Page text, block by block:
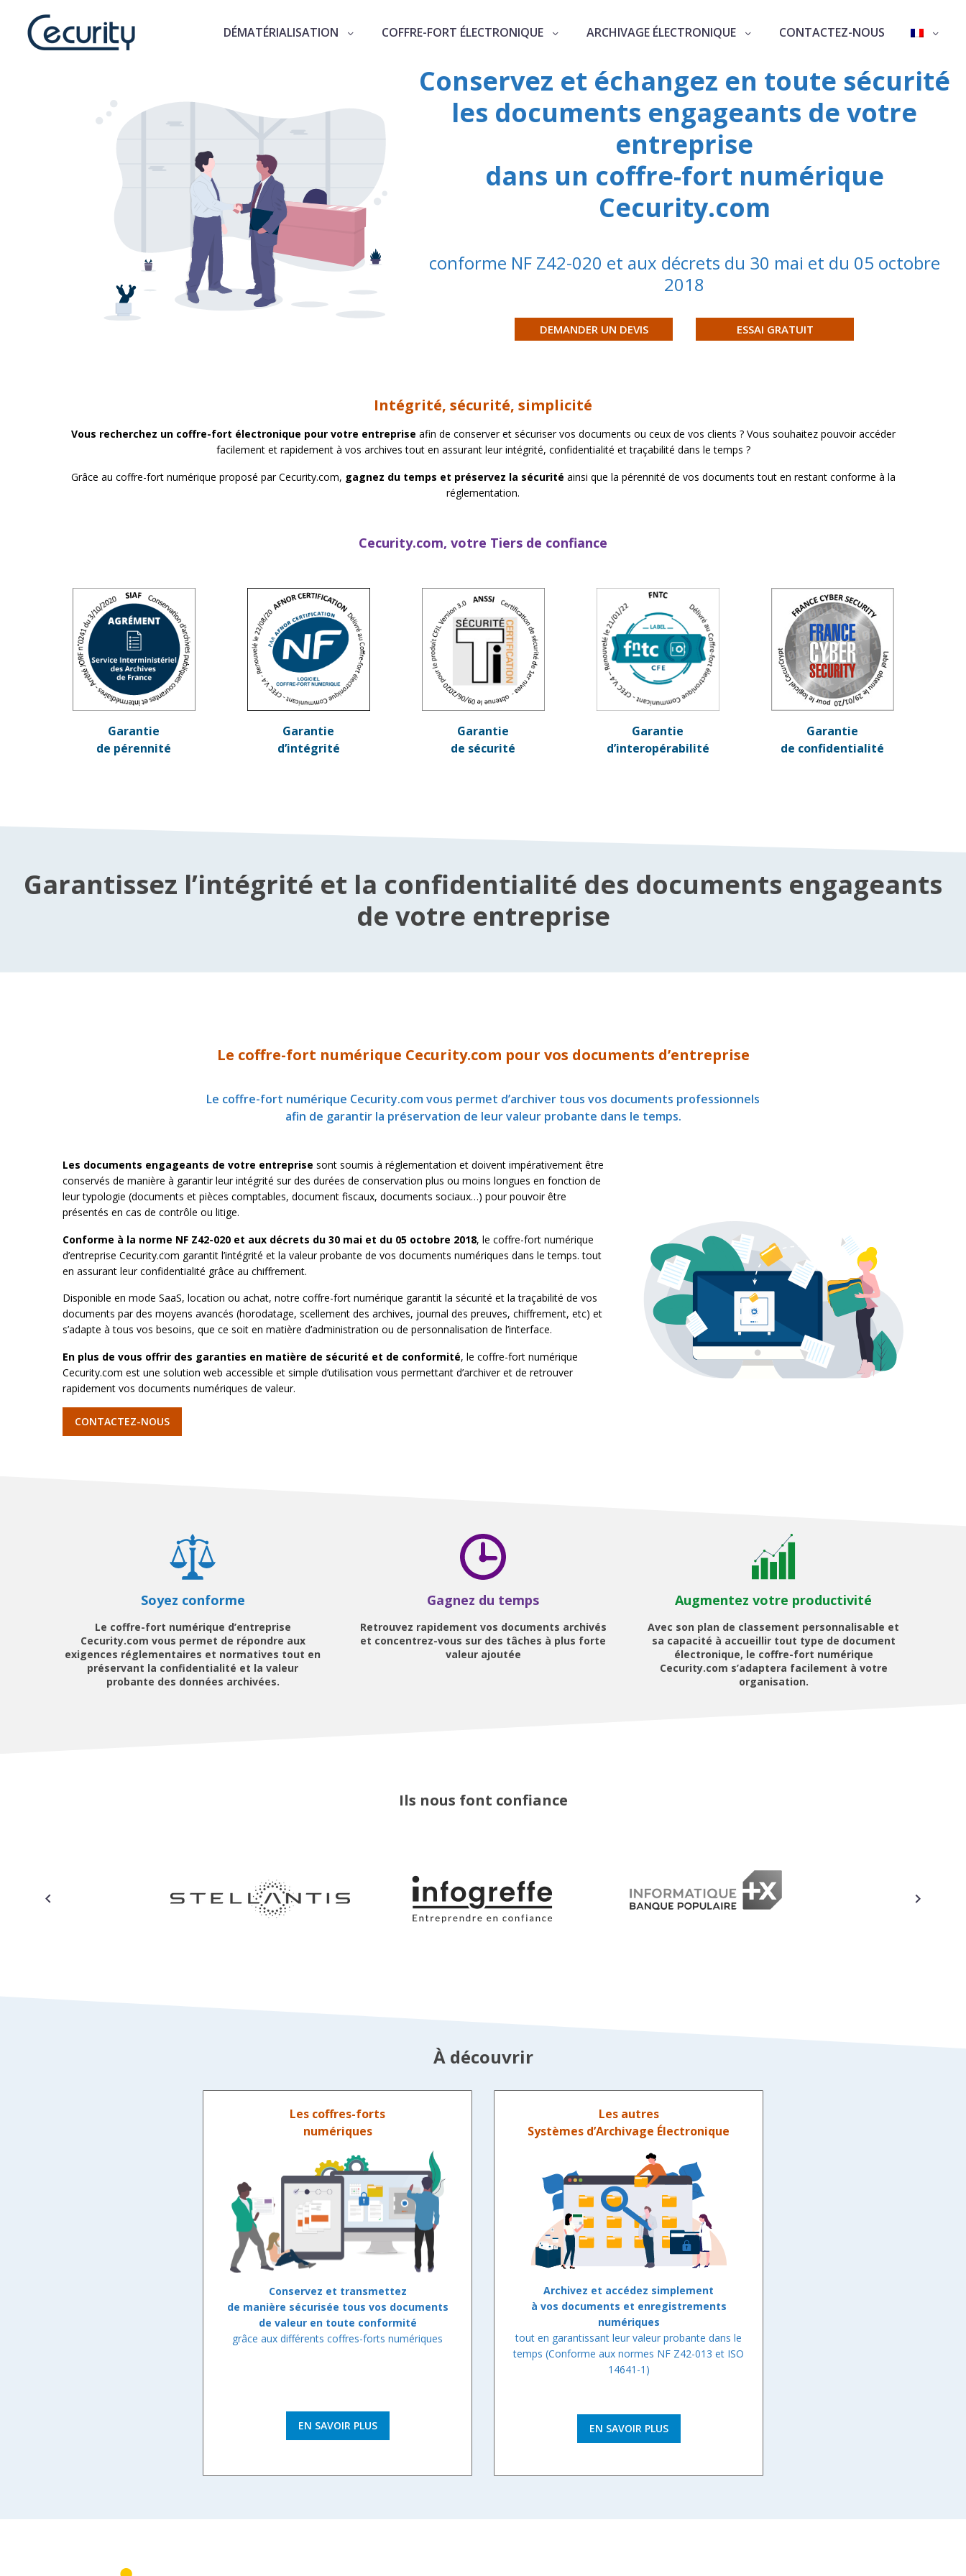
DÉMATÉRIALISATION COFFRE-FORT ÉLECTRONIQUE ARCHIVAGE ÉLECTRONIQUE CONTACTEZ-NOUS
Conservez et échangez en toute sécurité
les documents engageants de votre
entreprise
dans un coffre-fort numérique
Cecurity.com
conforme NF Z42-020 et aux décrets du 30 mai et du 05 octobre
2018
DEMANDER UN DEVIS ESSAI GRATUIT
Intégrité, sécurité, simplicité
Vous recherchez un coffre-fort électronique pour votre entreprise afin de conserver et sécuriser vos documents ou ceux de vos clients ? Vous souhaitez pouvoir accéder
facilement et rapidement à vos archives tout en assurant leur intégrité, confidentialité et traçabilité dans le temps ?
Grâce au coffre-fort numérique proposé par Cecurity.com, gagnez du temps et préservez la sécurité ainsi que la pérennité de vos documents tout en restant conforme à la
réglementation.
Cecurity.com, votre Tiers de confiance
Garantie
de pérennité
Garantie
d’intégrité
Garantie
de sécurité
Garantie
d’interopérabilité
Garantie
de confidentialité
Garantissez l’intégrité et la confidentialité des documents engageants
de votre entreprise
Le coffre-fort numérique Cecurity.com pour vos documents d’entreprise
Le coffre-fort numérique Cecurity.com vous permet d’archiver tous vos documents professionnels
afin de garantir la préservation de leur valeur probante dans le temps.
Les documents engageants de votre entreprise sont soumis à réglementation et doivent impérativement être
conservés de manière à garantir leur intégrité sur des durées de conservation plus ou moins longues en fonction de
leur typologie (documents et pièces comptables, document fiscaux, documents sociaux…) pour pouvoir être
présentés en cas de contrôle ou litige.
Conforme à la norme NF Z42-020 et aux décrets du 30 mai et du 05 octobre 2018, le coffre-fort numérique
d’entreprise Cecurity.com garantit l’intégrité et la valeur probante de vos documents numériques dans le temps. tout
en assurant leur confidentialité grâce au chiffrement.
Disponible en mode SaaS, location ou achat, notre coffre-fort numérique garantit la sécurité et la traçabilité de vos
documents par des moyens avancés (horodatage, scellement des archives, journal des preuves, chiffrement, etc) et
s’adapte à tous vos besoins, que ce soit en matière d’administration ou de personnalisation de l’interface.
En plus de vous offrir des garanties en matière de sécurité et de conformité, le coffre-fort numérique
Cecurity.com est une solution web accessible et simple d’utilisation vous permettant d’archiver et de retrouver
rapidement vos documents numériques de valeur.
CONTACTEZ-NOUS
Soyez conforme
Le coffre-fort numérique d’entreprise
Cecurity.com vous permet de répondre aux
exigences réglementaires et normatives tout en
préservant la confidentialité et la valeur
probante des données archivées.
Gagnez du temps
Retrouvez rapidement vos documents archivés
et concentrez-vous sur des tâches à plus forte
valeur ajoutée
Augmentez votre productivité
Avec son plan de classement personnalisable et
sa capacité à accueillir tout type de document
électronique, le coffre-fort numérique
Cecurity.com s’adaptera facilement à votre
organisation.
Ils nous font confiance
À découvrir
Les coffres-forts
numériques
Conservez et transmettez
de manière sécurisée tous vos documents
de valeur en toute conformité
grâce aux différents coffres-forts numériques
EN SAVOIR PLUS
Les autres
Systèmes d’Archivage Électronique
Archivez et accédez simplement
à vos documents et enregistrements
numériques
tout en garantissant leur valeur probante dans le
temps (Conforme aux normes NF Z42-013 et ISO
14641-1)
EN SAVOIR PLUS